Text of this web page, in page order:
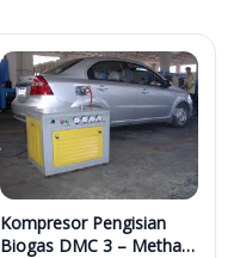
Kompresor Pengisian
Biogas DMC 3 – Methan